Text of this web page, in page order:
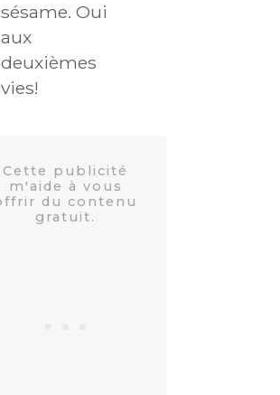
sésame. Oui
aux
deuxièmes
vies!